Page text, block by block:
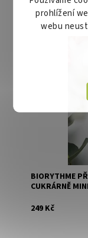
BIORYTHME
CUKRÁRNĚ
249 Kč
prohlížení
webu